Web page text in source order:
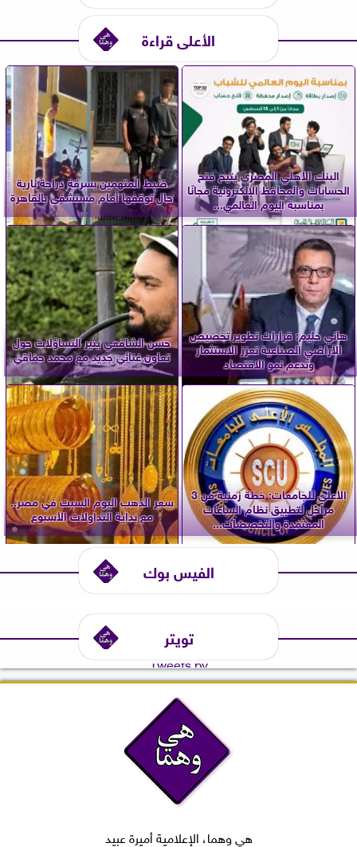
الأعلى قراءة
البنك الأهلي المصري يتيح فتح
الحسابات والمحافظ الإلكترونية مجانًا
بمناسبة اليوم العالمي...
ضبط المتهمين بسرقة دراجة نارية
حال توقفها أمام مستشفى بالقاهرة
هاني حليم: قرارات تطوير تخصيص
الأراضي الصناعية تعزز الاستثمار
وتدعم نمو الاقتصاد
حسن الشافعي يثير التساؤلات حول
تعاون غنائي جديد مع محمد حماقي
الأعلى للجامعات: خطة زمنية من 3
مراحل لتطبيق نظام الساعات
المعتمدة والتخصصات...
سعر الذهب اليوم السبت في مصر..
مع بداية التداولات الأسبوع
الفيس بوك
تويتر
Tweets by
هي وهما، الإعلامية أميرة عبيد